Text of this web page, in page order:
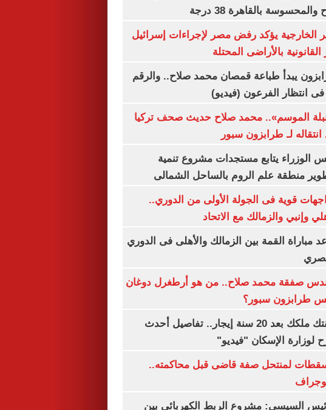
والمحسوسة بالقاهرة 38 درجة
الخارجية يؤكد رفض مصر لإجراءات إسرائيل
القانونية بالأراضى المحتلة
يبدأ طباعة قمصان محمد صلاح.. والرقم
الموسم».. محمد صلاح حديث صحف تركيا
انتقاله لـ طرابزون سبور
الوزراء يتابع مستجدات مشروع تنمية
منطقة علم الروم بالساحل الشمالى
قوية فى الجولة الأولى من الدوري..
وإنبي والزمالك مع الاتحاد
مباراة القمة بين الزمالك والأهلى فى الدوري
صفقة محمد صلاح.. من هو أرطغرل دوغان
طرابزون سبور؟
شقتك ملكك بعد 20 سنة إيجار.. تفاصيل أحدث
لوزارة الإسكان "فيديو"
سقطات لمنتحل صفة قاضى قبل محاكمته..
السيسى: مشروع الربط الكهربائى بين